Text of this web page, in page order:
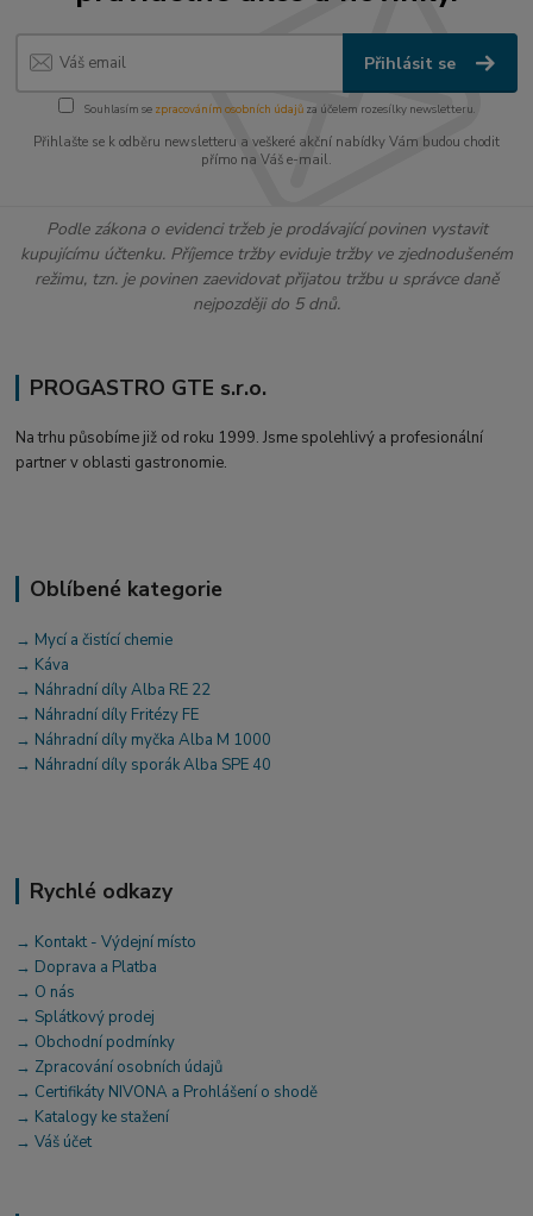
Přihlásit se
Souhlasím se zpracováním osobních údajůza účelem rozesílky newsletteru.
Přihlašte se k odběru newsletteru a veškeré akční nabídky Vám budou chodit
přímo na Váš e-mail.
Podle zákona o evidenci tržeb je prodávající povinen vystavit
kupujícímu účtenku. Příjemce tržby eviduje tržby ve zjednodušeném
režimu, tzn. je povinen zaevidovat přijatou tržbu u správce daně
nejpozději do 5 dnů.
PROGASTRO GTE s.r.o.
Na trhu působíme již od roku 1999. Jsme spolehlivý a profesionální
partner v oblasti gastronomie.
Oblíbené kategorie
→ Mycí a čistící chemie
→ Káva
→ Náhradní díly Alba RE 22
→ Náhradní díly Fritézy FE
→ Náhradní díly myčka Alba M 1000
→ Náhradní díly sporák Alba SPE 40
Rychlé odkazy
→ Kontakt - Výdejní místo
→ Doprava a Platba
→ O nás
→ Splátkový prodej
→ Obchodní podmínky
→ Zpracování osobních údajů
→ Certifikáty NIVONA a Prohlášení o shodě
→ Katalogy ke stažení
→ Váš účet